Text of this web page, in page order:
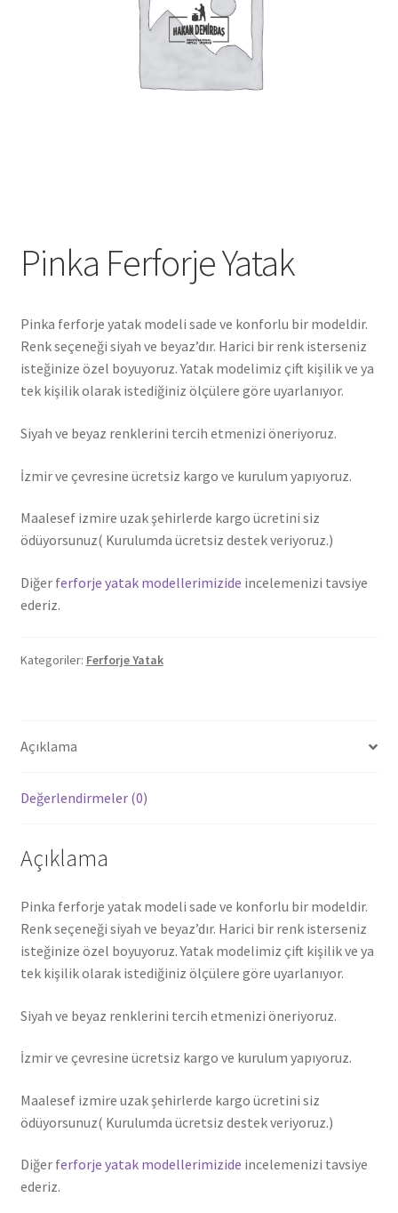
Pinka Ferforje Yatak
Pinka ferforje yatak modeli sade ve konforlu bir modeldir.
Renk seçeneği siyah ve beyaz’dır. Harici bir renk isterseniz
isteğinize özel boyuyoruz. Yatak modelimiz çift kişilik ve ya
tek kişilik olarak istediğiniz ölçülere göre uyarlanıyor.
Siyah ve beyaz renklerini tercih etmenizi öneriyoruz.
İzmir ve çevresine ücretsiz kargo ve kurulum yapıyoruz.
Maalesef izmire uzak şehirlerde kargo ücretini siz
ödüyorsunuz( Kurulumda ücretsiz destek veriyoruz.)
Diğer ferforje yatak modellerimizide incelemenizi tavsiye
ederiz.
Kategoriler: Ferforje Yatak
Açıklama
Değerlendirmeler (0)
Açıklama
Pinka ferforje yatak modeli sade ve konforlu bir modeldir.
Renk seçeneği siyah ve beyaz’dır. Harici bir renk isterseniz
isteğinize özel boyuyoruz. Yatak modelimiz çift kişilik ve ya
tek kişilik olarak istediğiniz ölçülere göre uyarlanıyor.
Siyah ve beyaz renklerini tercih etmenizi öneriyoruz.
İzmir ve çevresine ücretsiz kargo ve kurulum yapıyoruz.
Maalesef izmire uzak şehirlerde kargo ücretini siz
ödüyorsunuz( Kurulumda ücretsiz destek veriyoruz.)
Diğer ferforje yatak modellerimizide incelemenizi tavsiye
ederiz.